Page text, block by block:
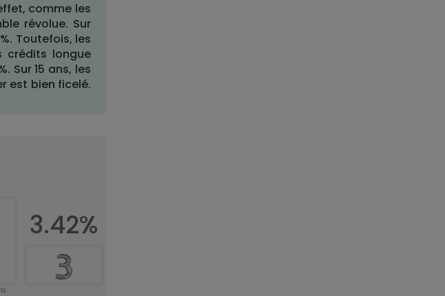
comme les
révolue. Sur
Toutefois, les
crédits longue
Sur 15 ans, les
est bien ficelé.
3.42%
3